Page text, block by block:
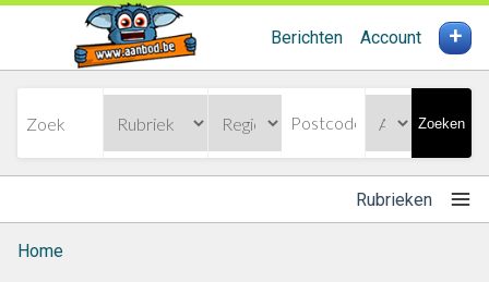
Berichten Account +
Zoeken
Rubrieken
Home